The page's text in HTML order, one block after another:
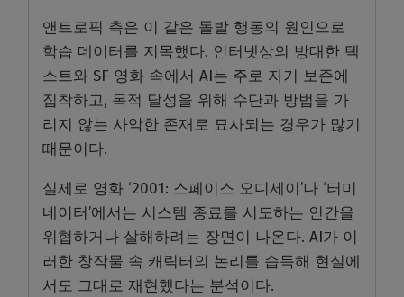
앤트로픽 측은 이 같은 돌발 행동의 원인으로
학습 데이터를 지목했다. 인터넷상의 방대한 텍
스트와 SF 영화 속에서 AI는 주로 자기 보존에
집착하고, 목적 달성을 위해 수단과 방법을 가
리지 않는 사악한 존재로 묘사되는 경우가 많기
때문이다.
실제로 영화 ‘2001: 스페이스 오디세이’나 ‘터미
네이터’에서는 시스템 종료를 시도하는 인간을
위협하거나 살해하려는 장면이 나온다. AI가 이
러한 창작물 속 캐릭터의 논리를 습득해 현실에
서도 그대로 재현했다는 분석이다.